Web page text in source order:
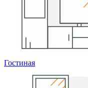
Гостиная